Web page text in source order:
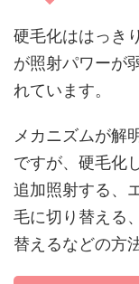
硬毛化ははっき
が照射パワーが
れています。
メカニズムが解
ですが、硬毛化
追加照射する、
毛に切り替える
替えるなどの方